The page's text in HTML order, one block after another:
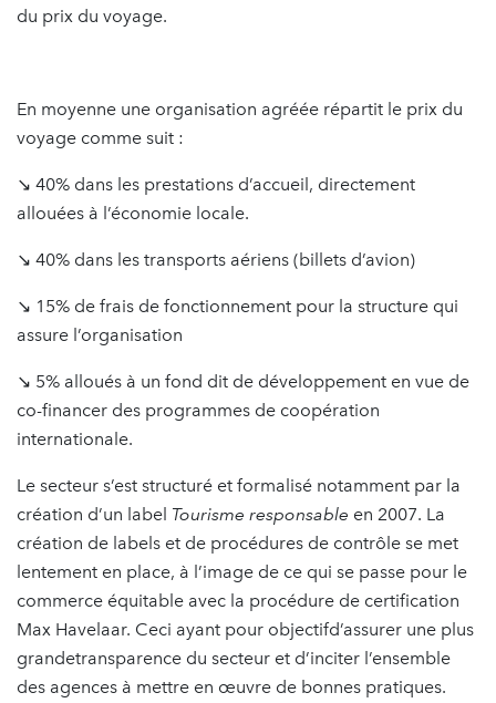
du prix du voyage.
En moyenne une organisation agréée répartit le prix du
voyage comme suit :
↘ 40% dans les prestations d’accueil, directement
allouées à l’économie locale.
↘ 40% dans les transports aériens (billets d’avion)
↘ 15% de frais de fonctionnement pour la structure qui
assure l’organisation
↘ 5% alloués à un fond dit de développement en vue de
co-financer des programmes de coopération
internationale.
Le secteur s’est structuré et formalisé notamment par la
création d’un label Tourisme responsable en 2007. La
création de labels et de procédures de contrôle se met
lentement en place, à l’image de ce qui se passe pour le
commerce équitable avec la procédure de certification
Max Havelaar. Ceci ayant pour objectifd’assurer une plus
grandetransparence du secteur et d’inciter l’ensemble
des agences à mettre en œuvre de bonnes pratiques.